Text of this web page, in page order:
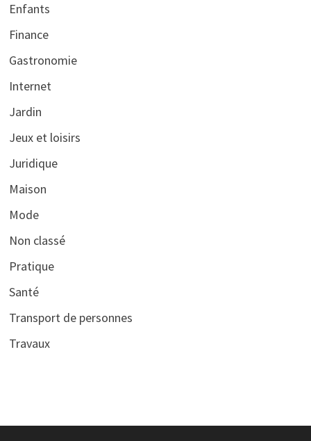
Enfants
Finance
Gastronomie
Internet
Jardin
Jeux et loisirs
Juridique
Maison
Mode
Non classé
Pratique
Santé
Transport de personnes
Travaux